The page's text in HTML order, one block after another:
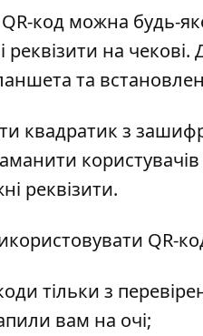
код можна будь-
реквізити на
та
квадратик з
реквізити.
QR-
тільки з
вам на очі;